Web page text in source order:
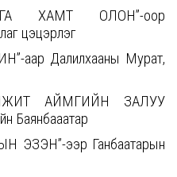
ХАМТ ОЛОН”-оор
цэцэрлэг
аар Далилхааны Мурат,
АЙМГИЙН ЗАЛУУ
Баянбааатар
ЭЗЭН”-ээр Ганбаатарын